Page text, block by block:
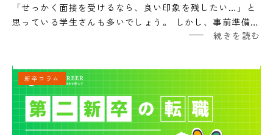
「せっかく面接を受けるなら、良い印象を残したい…」と
思っている学生さんも多いでしょう。 しかし、事前準備…
続きを読む
新卒コラム